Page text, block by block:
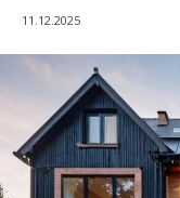
11.12.2025